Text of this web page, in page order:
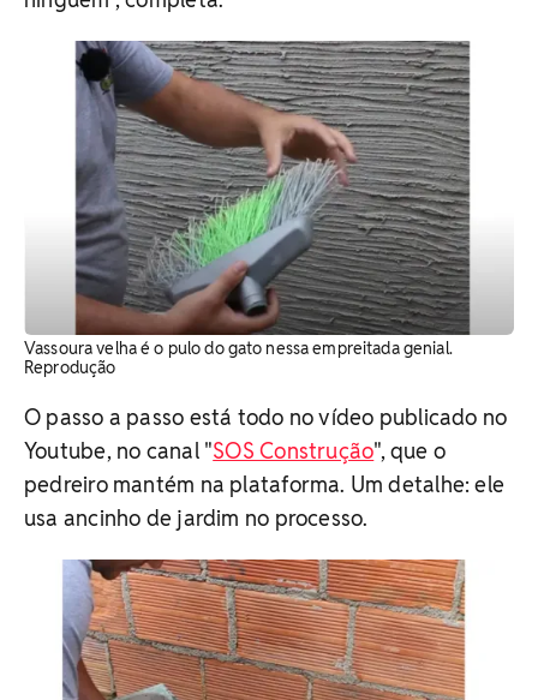
Vassoura velha é o pulo do gato nessa empreitada genial.
Reprodução
O passo a passo está todo no vídeo publicado no
Youtube, no canal "SOS Construção", que o
pedreiro mantém na plataforma. Um detalhe: ele
usa ancinho de jardim no processo.